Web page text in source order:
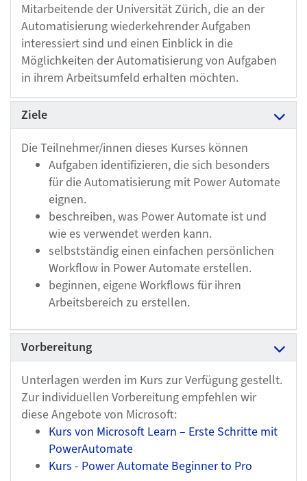
Mitarbeitende der Universität Zürich, die an der
Automatisierung wiederkehrender Aufgaben
interessiert sind und einen Einblick in die
Möglichkeiten der Automatisierung von Aufgaben
in ihrem Arbeitsumfeld erhalten möchten.
Ziele
Die Teilnehmer/innen dieses Kurses können
Aufgaben identifizieren, die sich besonders
für die Automatisierung mit Power Automate
eignen.
beschreiben, was Power Automate ist und
wie es verwendet werden kann.
selbstständig einen einfachen persönlichen
Workflow in Power Automate erstellen.
beginnen, eigene Workflows für ihren
Arbeitsbereich zu erstellen.
Vorbereitung
Unterlagen werden im Kurs zur Verfügung gestellt.
Zur individuellen Vorbereitung empfehlen wir
diese Angebote von Microsoft:
Kurs von Microsoft Learn – Erste Schritte mit
PowerAutomate
Kurs - Power Automate Beginner to Pro